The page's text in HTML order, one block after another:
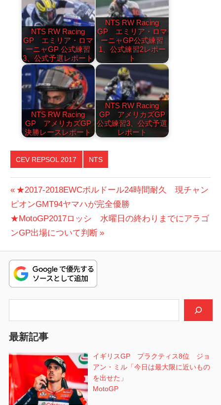
NTS RW Racing
GP エミリア・ロマ
ーニャGP 公式練習
3、公式予選レポート
NTS RW Racing
GP エミリア・ロマ
ーニャGP公式練習
1、公式練習2レポー
ト
NTS RW Racing
GP アメリカズGP
決勝レースレポート
NTS RW Racing
GP アメリカズGP
公式練習3、公式予選
レポート
CEV REPSOL 2017 NTS
投
稿
ナ
ビ
ゲ
ー
ン
前
の
投
稿:
★2017-2018EWCボルドール24時間耐久 現チャン
ピオンGMT94ヤマハが完全優勝
次
の
稿:
★MotoGP2017ロッシ 水曜日の終わりまでにアラゴ
ンGP出場について判断
最新記事
イギリスGP プラクティス8位 ジョ
アン・ミル「今日は最大限に近いもの
を出せた」
MotoGP